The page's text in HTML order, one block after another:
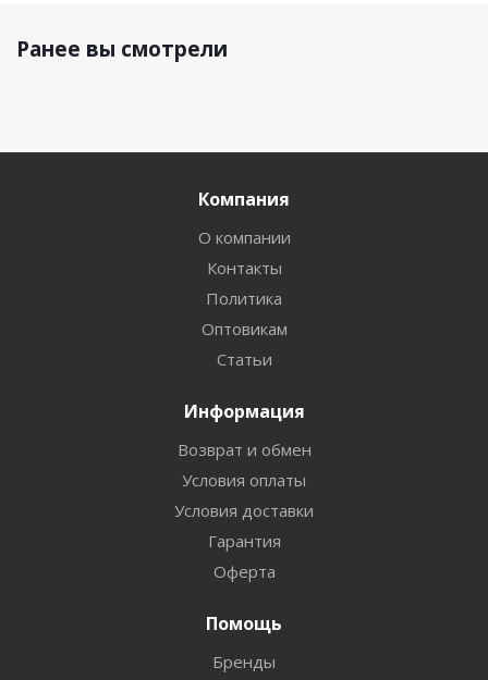
Ранее вы смотрели
Компания
О компании
Контакты
Политика
Оптовикам
Статьи
Информация
Возврат и обмен
Условия оплаты
Условия доставки
Гарантия
Оферта
Помощь
Бренды